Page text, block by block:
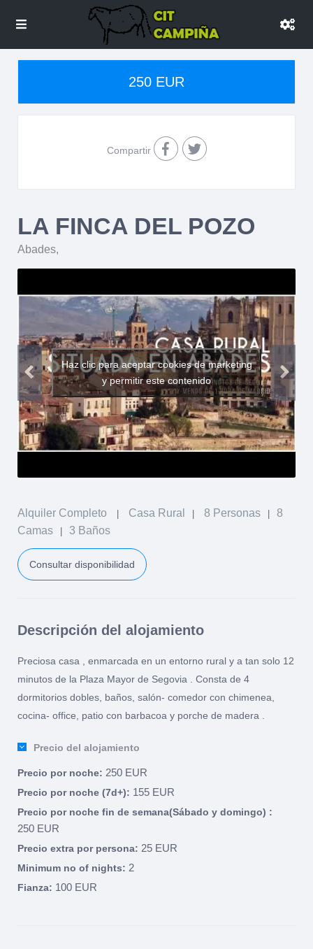
250 EUR
Compartir
LA FINCA DEL POZO
Abades,
Haz clic para aceptar cookies de marketing
y permitir este contenido
Alquiler Completo | Casa Rural | 8 Personas |
8
Camas
| 3 Baños
Consultar disponibilidad
Descripción del alojamiento
Preciosa casa , enmarcada en un entorno rural y a tan solo 12
minutos de la Plaza Mayor de Segovia . Consta de 4
dormitorios dobles, baños, salón- comedor con chimenea,
cocina- office, patio con barbacoa y porche de madera .
Precio del alojamiento
Precio por noche: 250 EUR
Precio por noche (7d+): 155 EUR
Precio por noche fin de semana(Sábado y domingo) :
250 EUR
Precio extra por persona: 25 EUR
Minimum no of nights: 2
Fianza: 100 EUR